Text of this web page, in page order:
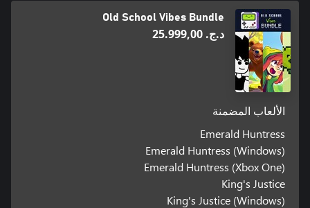
Old School Vibes Bundle
د.ج.‏ 25.999,00
الألعاب المضمنة
Emerald Huntress
Emerald Huntress (Windows)
Emerald Huntress (Xbox One)
King's Justice
King's Justice (Windows)